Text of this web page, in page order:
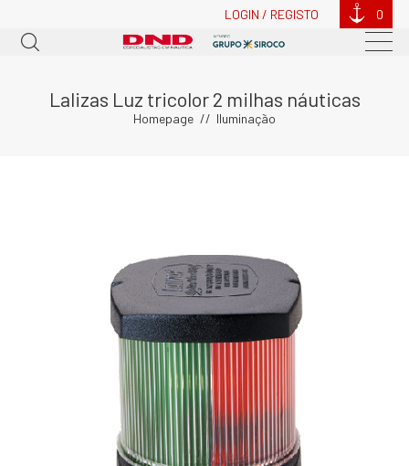
LOGIN / REGISTO 0
Lalizas Luz tricolor 2 milhas náuticas
Homepage Iluminação